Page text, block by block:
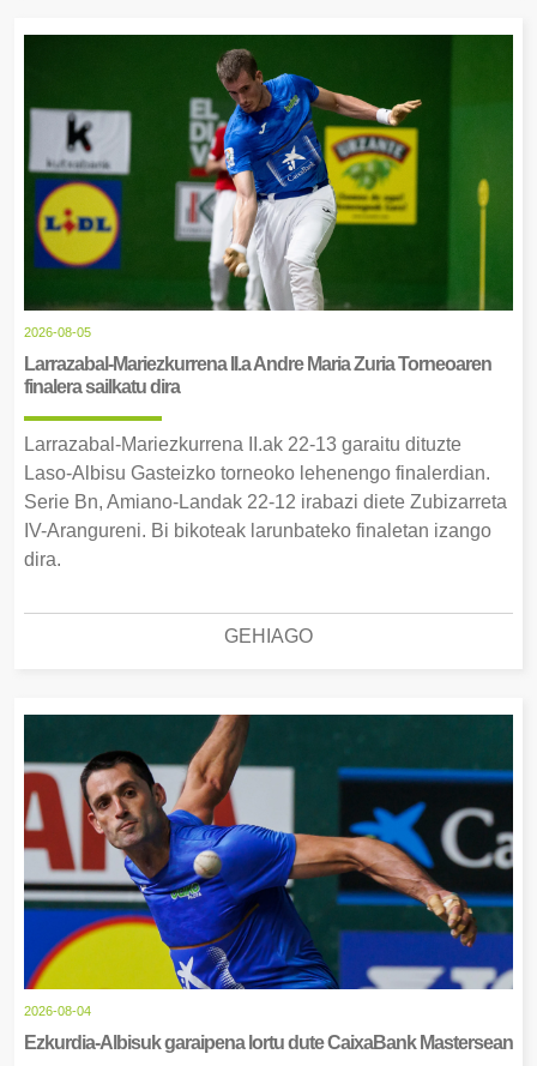
2026-08-05
Larrazabal-Mariezkurrena II.a Andre Maria Zuria Torneoaren
finalera sailkatu dira
Larrazabal-Mariezkurrena II.ak 22-13 garaitu dituzte
Laso-Albisu Gasteizko torneoko lehenengo finalerdian.
Serie Bn, Amiano-Landak 22-12 irabazi diete Zubizarreta
IV-Arangureni. Bi bikoteak larunbateko finaletan izango
dira.
GEHIAGO
2026-08-04
Ezkurdia-Albisuk garaipena lortu dute CaixaBank Mastersean